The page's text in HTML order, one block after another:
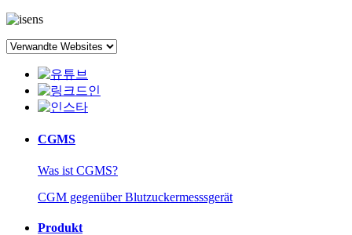
CGMS
Was ist CGMS?
CGM gegenüber Blutzuckermesssgerät
Produkt